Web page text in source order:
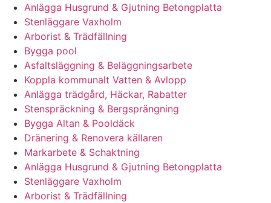
Anlägga Husgrund & Gjutning Betongplatta
Stenläggare Vaxholm
Arborist & Trädfällning
Bygga pool
Asfaltsläggning & Beläggningsarbete
Koppla kommunalt Vatten & Avlopp
Anlägga trädgård, Häckar, Rabatter
Stenspräckning & Bergsprängning
Bygga Altan & Pooldäck
Dränering & Renovera källaren
Markarbete & Schaktning
Anlägga Husgrund & Gjutning Betongplatta
Stenläggare Vaxholm
Arborist & Trädfällning